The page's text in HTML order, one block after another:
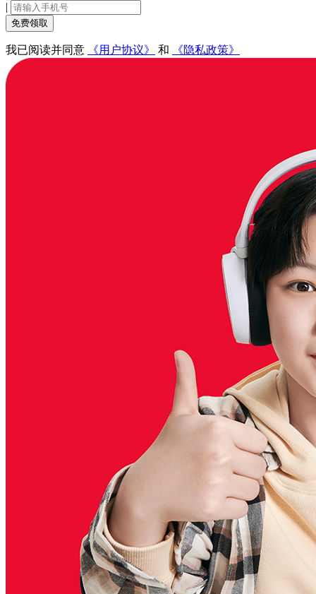
|
免费领取
我已阅读并同意 《用户协议》 和 《隐私政策》